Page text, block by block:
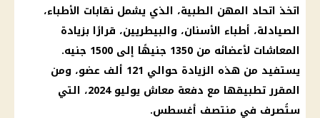
اتخذ اتحاد المهن الطبية، الذي يشمل نقابات الأطباء،
الصيادلة، أطباء الأسنان، والبيطريين، قرارًا بزيادة
المعاشات لأعضائه من 1350 جنيهًا إلى 1500 جنيه.
يستفيد من هذه الزيادة حوالي 121 ألف عضو، ومن
المقرر تطبيقها مع دفعة معاش يوليو 2024، التي
ستُصرف في منتصف أغسطس.